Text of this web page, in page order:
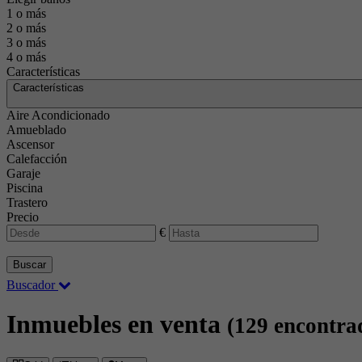
1 o más
2 o más
3 o más
4 o más
Características
Características
Aire Acondicionado
Amueblado
Ascensor
Calefacción
Garaje
Piscina
Trastero
Precio
€
Buscar
Buscador
Inmuebles en venta (129